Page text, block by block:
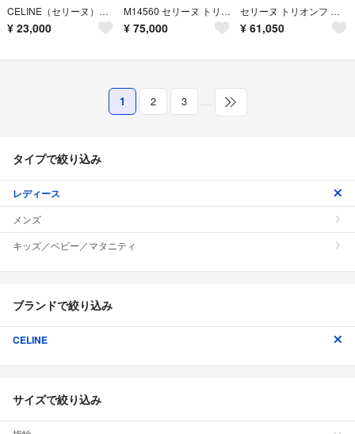
CELINE（セリーヌ）トリオンフ ネックレス シルバー ラインストーン
¥ 23,000
M14560 セリーヌ トリオンフ パール ダブルネックレス ミニトリオンフ ネックレス チョーカー ゴールド
¥ 75,000
セリーヌ トリオンフ マカダム イヤリング 両耳用 アクセサリー ゴールド【中古】
¥ 61,050
1 2 3 …
タイプで絞り込み
レディース
メンズ
キッズ／ベビー／マタニティ
ブランドで絞り込み
CELINE
サイズで絞り込み